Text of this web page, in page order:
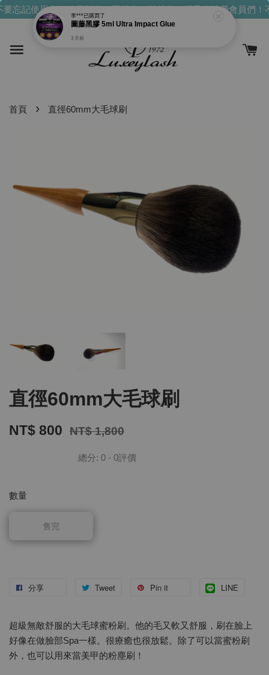
忘記使用你們的發財金！買越多，送越多！親愛的消費會員們！
首頁 › 直徑60mm大毛球刷
直徑60mm大毛球刷
NT$ 800 NT$ 1,800
總分: 0 - 0評價
數量
售完
分享 Tweet Pin it LINE
超級無敵舒服的大毛球蜜粉刷。他的毛又軟又舒服，刷在臉上
好像在做臉部Spa一樣。很療癒也很放鬆。除了可以當蜜粉刷
外，也可以用來當美甲的粉塵刷！
李***已購買了
圖藤黑膠 5ml Ultra Impact Glue
3 天前